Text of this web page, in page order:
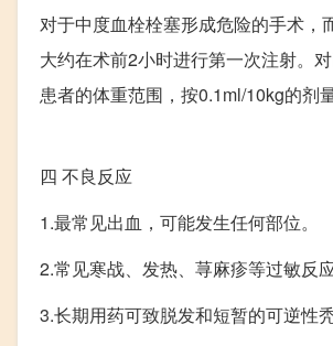
对于中度血栓栓塞形成危险的手术，
大约在术前2小时进行第一次注射。
患者的体重范围，按0.1ml/10kg的剂
四 不良反应
1.最常见出血，可能发生任何部位。
2.常见寒战、发热、荨麻疹等过敏反应
3.长期用药可致脱发和短暂的可逆性